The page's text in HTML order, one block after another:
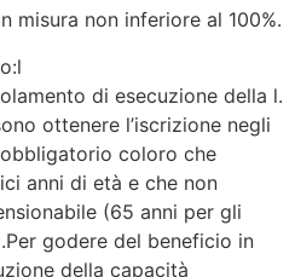
misura non inferiore al 100%.
di esecuzione della l.
ottenere l’iscrizione negli
coloro che
anni di età e che non
(65 anni per gli
godere del beneficio in
della capacità